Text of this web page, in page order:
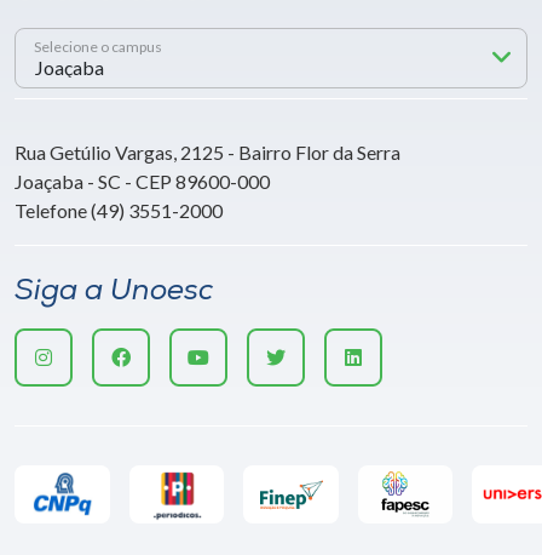
Selecione o campus
Rua Getúlio Vargas, 2125 - Bairro Flor da Serra
Joaçaba - SC - CEP 89600-000
Telefone (49) 3551-2000
Siga a Unoesc